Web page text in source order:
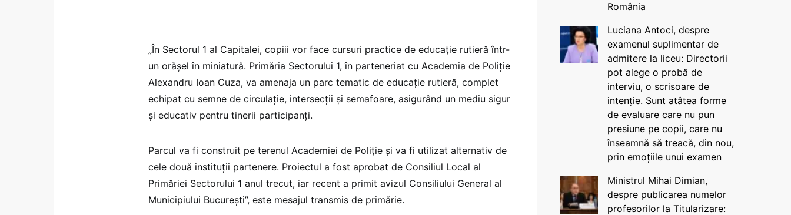
„În Sectorul 1 al Capitalei, copiii vor face cursuri practice de educație rutieră într-
un orășel în miniatură. Primăria Sectorului 1, în parteneriat cu Academia de Poliție
Alexandru Ioan Cuza, va amenaja un parc tematic de educație rutieră, complet
echipat cu semne de circulație, intersecții și semafoare, asigurând un mediu sigur
și educativ pentru tinerii participanți.
Parcul va fi construit pe terenul Academiei de Poliție și va fi utilizat alternativ de
cele două instituții partenere. Proiectul a fost aprobat de Consiliul Local al
Primăriei Sectorului 1 anul trecut, iar recent a primit avizul Consiliului General al
Municipiului București”, este mesajul transmis de primărie.
România
Luciana Antoci, despre
examenul suplimentar de
admitere la liceu: Directorii
pot alege o probă de
interviu, o scrisoare de
intenție. Sunt atâtea forme
de evaluare care nu pun
presiune pe copii, care nu
înseamnă să treacă, din nou,
prin emoțiile unui examen
Ministrul Mihai Dimian,
despre publicarea numelor
profesorilor la Titularizare: